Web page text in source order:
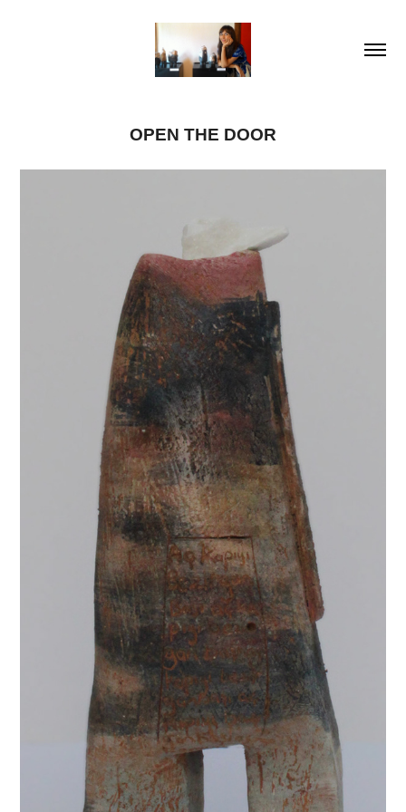
OPEN THE DOOR